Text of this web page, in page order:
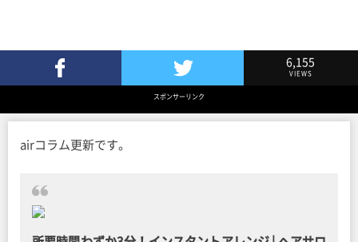
Twitterでツイート
6,155
VIEWS
スポンサーリンク
airコラム更新です。